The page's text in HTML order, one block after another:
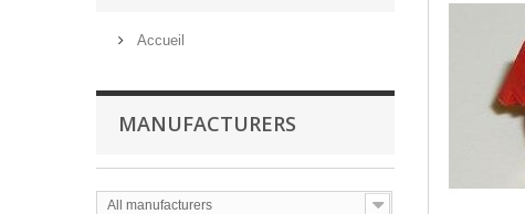
Accueil
MANUFACTURERS
All manufacturers